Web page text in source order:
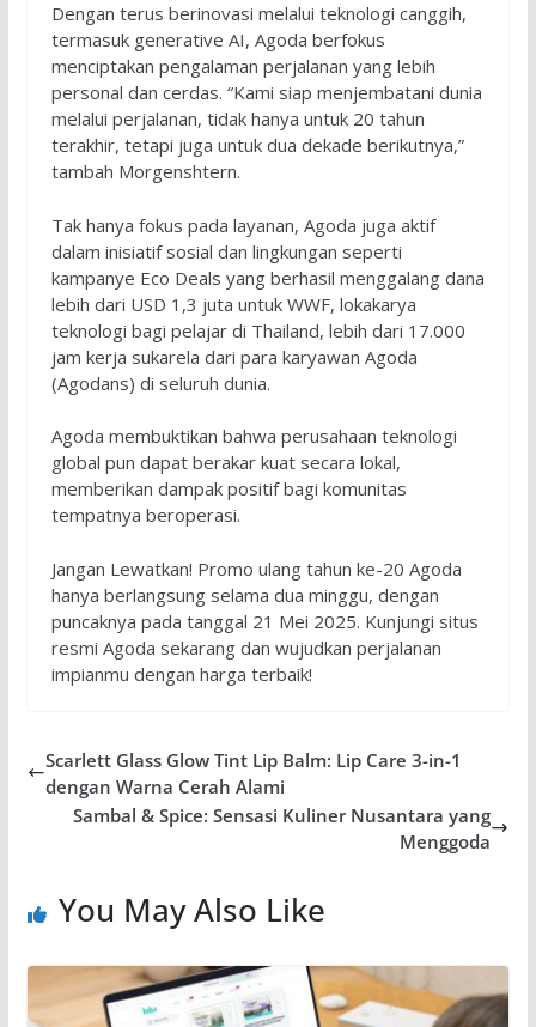
Dengan terus berinovasi melalui teknologi canggih,
termasuk generative AI, Agoda berfokus
menciptakan pengalaman perjalanan yang lebih
personal dan cerdas. “Kami siap menjembatani dunia
melalui perjalanan, tidak hanya untuk 20 tahun
terakhir, tetapi juga untuk dua dekade berikutnya,”
tambah Morgenshtern.
Tak hanya fokus pada layanan, Agoda juga aktif
dalam inisiatif sosial dan lingkungan seperti
kampanye Eco Deals yang berhasil menggalang dana
lebih dari USD 1,3 juta untuk WWF, lokakarya
teknologi bagi pelajar di Thailand, lebih dari 17.000
jam kerja sukarela dari para karyawan Agoda
(Agodans) di seluruh dunia.
Agoda membuktikan bahwa perusahaan teknologi
global pun dapat berakar kuat secara lokal,
memberikan dampak positif bagi komunitas
tempatnya beroperasi.
Jangan Lewatkan! Promo ulang tahun ke-20 Agoda
hanya berlangsung selama dua minggu, dengan
puncaknya pada tanggal 21 Mei 2025. Kunjungi situs
resmi Agoda sekarang dan wujudkan perjalanan
impianmu dengan harga terbaik!
Scarlett Glass Glow Tint Lip Balm: Lip Care 3-in-1
dengan Warna Cerah Alami
Sambal & Spice: Sensasi Kuliner Nusantara yang
Menggoda
You May Also Like